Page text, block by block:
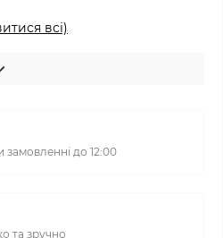
всі)
до 12:00
та зручно